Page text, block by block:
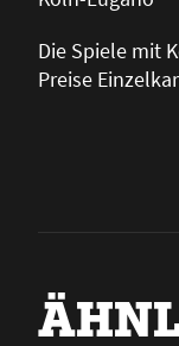
Die Spiele mit
Preise